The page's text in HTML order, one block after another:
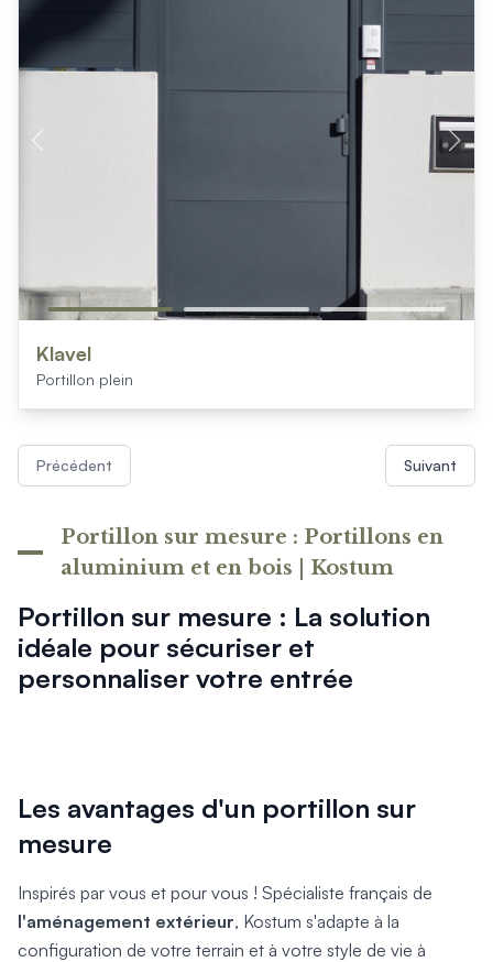
Klavel
Portillon plein
Précédent Suivant
Portillon sur mesure : La solution
idéale pour sécuriser et
personnaliser votre entrée
Portillon sur mesure : Portillons en
aluminium et en bois | Kostum
Les avantages d'un portillon sur
mesure
Inspirés par vous et pour vous ! Spécialiste français de
l'aménagement extérieur, Kostum s'adapte à la
configuration de votre terrain et à votre style de vie à